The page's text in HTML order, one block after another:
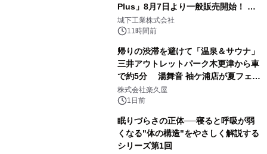
Plus」8月7日より一般販売開始！ ケ
ーブル1本つなぐだけ、テレビの音が
ぐっと豊かに
城下工業株式会社
11時間前
帰りの渋滞を避けて「温泉＆サウナ」
三井アウトレットパーク木更津から車
で約5分 湯舞音 袖ケ浦店が夏フェア
メニューを提供
株式会社楽久屋
1日前
眠りづらさの正体──寝ると呼吸が弱
くなる"体の構造"をやさしく解説する
シリーズ第1回